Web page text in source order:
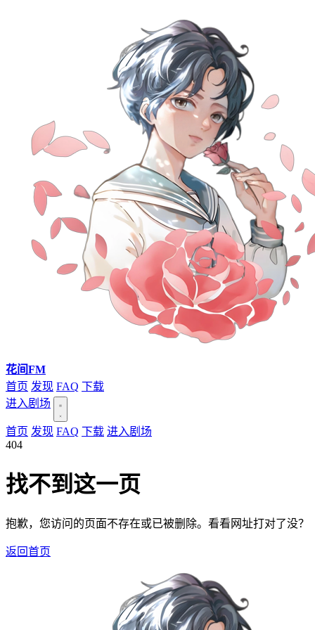
花间FM
首页 发现 FAQ 下载
进入剧场
首页 发现 FAQ 下载 进入剧场
404
找不到这一页
抱歉，您访问的页面不存在或已被删除。看看网址打对了没？
返回首页